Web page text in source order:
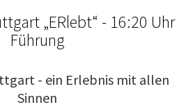
„ERlebt“ - 16:20 Uhr
Führung
- ein Erlebnis mit allen
Sinnen